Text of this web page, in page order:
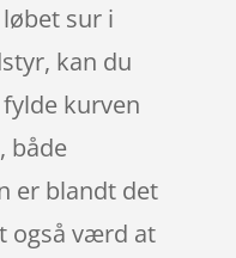
sur i
kan du
kurven
både
er blandt det
også værd at